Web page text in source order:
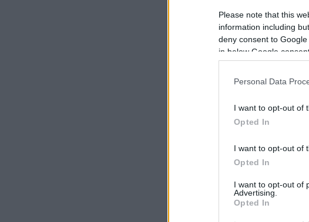
Please note that this
information including
deny consent to
in below Google
Personal Data
I want to opt-out of
Opted In
I want to opt-out of
Opted In
I want to opt-out of
Advertising.
Opted In